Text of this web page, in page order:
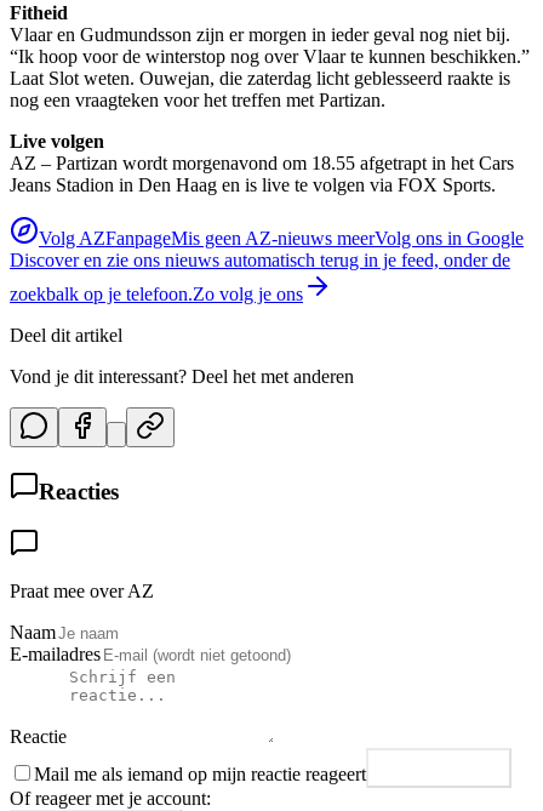
Fitheid
Vlaar en Gudmundsson zijn er morgen in ieder geval nog niet bij.
“Ik hoop voor de winterstop nog over Vlaar te kunnen beschikken.”
Laat Slot weten. Ouwejan, die zaterdag licht geblesseerd raakte is
nog een vraagteken voor het treffen met Partizan.
Live volgen
AZ – Partizan wordt morgenavond om 18.55 afgetrapt in het Cars
Jeans Stadion in Den Haag en is live te volgen via FOX Sports.
Volg AZFanpageMis geen AZ-nieuws meerVolg ons in Google
Discover en zie ons nieuws automatisch terug in je feed, onder de
zoekbalk op je telefoon.Zo volg je ons
Deel dit artikel
Vond je dit interessant? Deel het met anderen
Reacties
Praat mee over AZ
Naam
E-mailadres
Reactie
Mail me als iemand op mijn reactie reageert
Of reageer met je account: